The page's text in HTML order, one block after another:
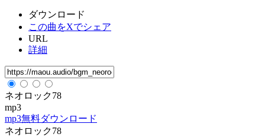
ダウンロード
この曲をXでシェア
URL
詳細
ネオロック78
mp3
mp3無料ダウンロード
ネオロック78